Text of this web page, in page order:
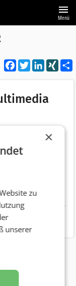
menu
Menü
Facebook
Twitter XING
×
zu
unserer